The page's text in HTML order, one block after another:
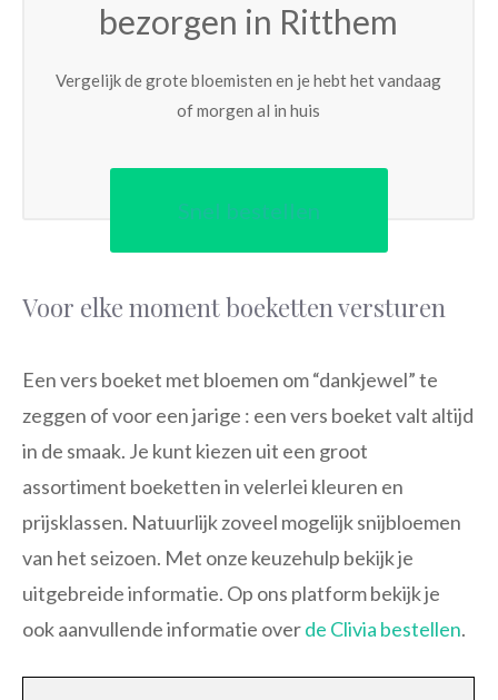
bezorgen in Ritthem
Vergelijk de grote bloemisten en je hebt het vandaag
of morgen al in huis
Snel bestellen
Voor elke moment boeketten versturen
Een vers boeket met bloemen om “dankjewel” te
zeggen of voor een jarige : een vers boeket valt altijd
in de smaak. Je kunt kiezen uit een groot
assortiment boeketten in velerlei kleuren en
prijsklassen. Natuurlijk zoveel mogelijk snijbloemen
van het seizoen. Met onze keuzehulp bekijk je
uitgebreide informatie. Op ons platform bekijk je
ook aanvullende informatie overde Clivia bestellen.